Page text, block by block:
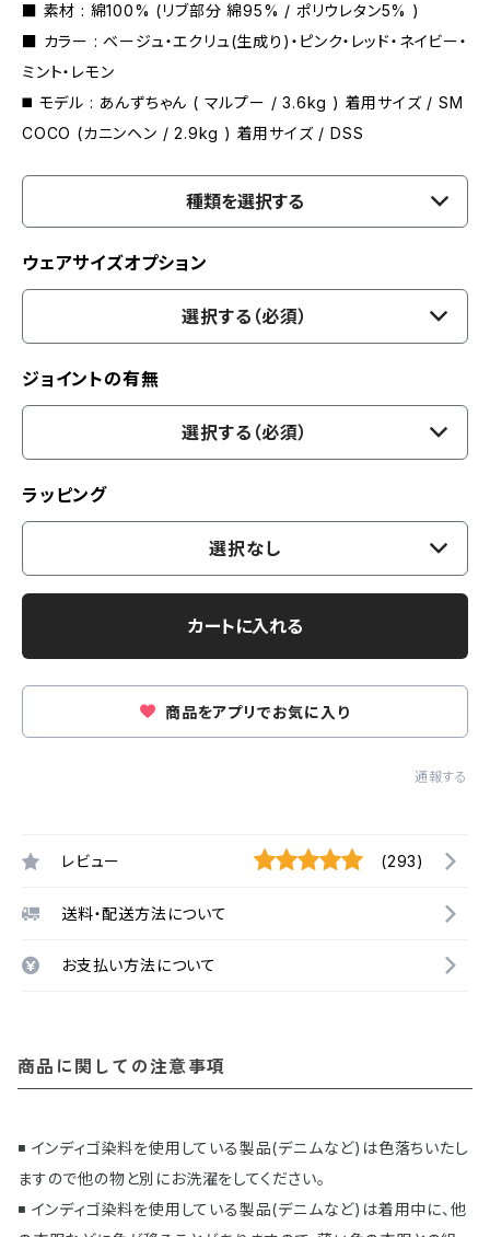
■ 素材 : 綿100% (リブ部分 綿95% / ポリウレタン5% )
■ カラー : ベージュ・エクリュ(生成り)・ピンク・レッド・ネイビー・
ミント・レモン
◼️ モデル : あんずちゃん ( マルプー / 3.6kg ) 着用サイズ / SM
COCO (カニンヘン / 2.9kg ) 着用サイズ / DSS
種類を選択する
ウェアサイズオプション
選択する（必須）
ジョイントの有無
選択する（必須）
ラッピング
選択なし
カートに入れる
商品をアプリでお気に入り
通報する
レビュー (293)
送料・配送方法について
お支払い方法について
商品に関しての注意事項
◾️ インディゴ染料を使用している製品(デニムなど)は色落ちいたし
ますので他の物と別にお洗濯をしてください。
◾️ インディゴ染料を使用している製品(デニムなど)は着用中に、他